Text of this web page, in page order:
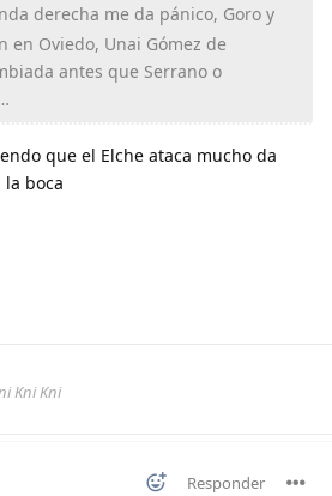
derecha me da pánico, Goro y
en Oviedo, Unai Gómez de
antes que Serrano o
que el Elche ataca mucho da
boca
Kni Kni
Responder